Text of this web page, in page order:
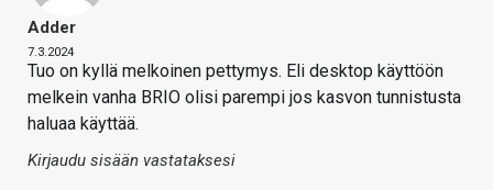
Adder
7.3.2024
Tuo on kyllä melkoinen pettymys. Eli desktop käyttöön
melkein vanha BRIO olisi parempi jos kasvon tunnistusta
haluaa käyttää.
Kirjaudu sisään vastataksesi